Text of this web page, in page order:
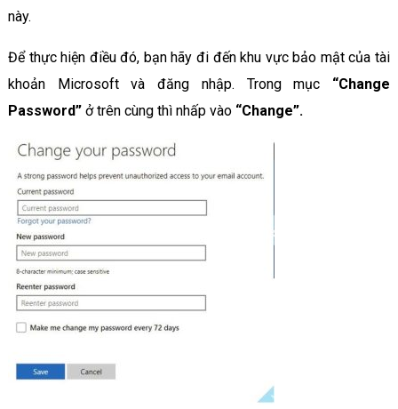
này.
Để thực hiện điều đó, bạn hãy đi đến khu vực bảo mật của tài
khoản Microsoft và đăng nhập. Trong mục “Change
Password”ở trên cùng thì nhấp vào “Change”.